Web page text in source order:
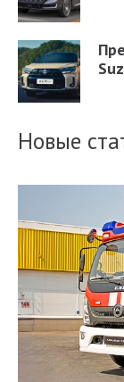
Новые